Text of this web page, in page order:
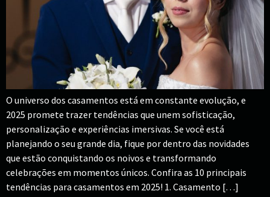
O universo dos casamentos está em constante evolução, e
2025 promete trazer tendências que unem sofisticação,
personalização e experiências imersivas. Se você está
planejando o seu grande dia, fique por dentro das novidades
que estão conquistando os noivos e transformando
celebrações em momentos únicos. Confira as 10 principais
tendências para casamentos em 2025! 1. Casamento […]